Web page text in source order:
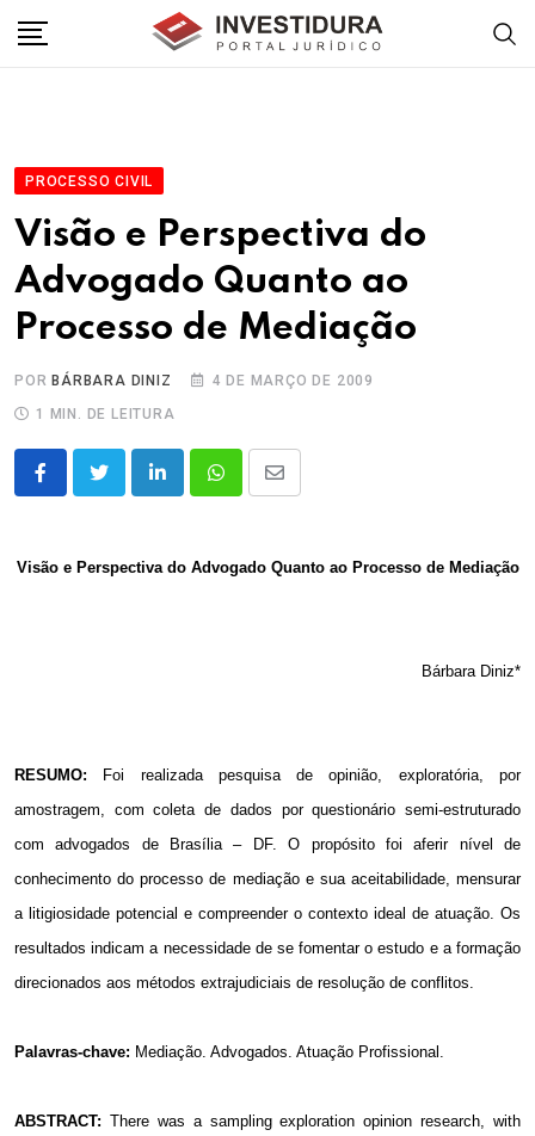
PROCESSO CIVIL
Visão e Perspectiva do
Advogado Quanto ao
Processo de Mediação
POR BÁRBARA DINIZ
4 DE MARÇO DE 2009
1 MIN. DE LEITURA
LinkedInWhatsappShare
Visão e Perspectiva do Advogado Quanto ao Processo de Mediação
Bárbara Diniz*
RESUMO:
Foi realizada pesquisa de opinião, exploratória, por
amostragem, com coleta de dados por questionário semi-estruturado
com advogados de Brasília – DF. O propósito foi aferir nível de
conhecimento do processo de mediação e sua aceitabilidade, mensurar
a litigiosidade potencial e compreender o contexto ideal de atuação. Os
resultados indicam a necessidade de se fomentar o estudo e a formação
direcionados aos métodos extrajudiciais de resolução de conflitos.
Palavras-chave: Mediação. Advogados. Atuação Profissional.
ABSTRACT: There was a sampling exploration opinion research, with